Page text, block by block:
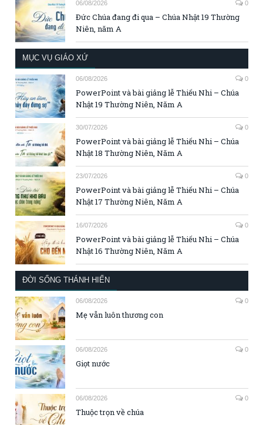
06/08/2026 0
Đức Chúa đang đi qua – Chúa Nhật 19 Thường
Niên, năm A
MỤC VỤ GIÁO XỨ
06/08/2026 0
PowerPoint và bài giảng lễ Thiếu Nhi – Chúa
Nhật 19 Thường Niên, Năm A
30/07/2026 0
PowerPoint và bài giảng lễ Thiếu Nhi – Chúa
Nhật 18 Thường Niên, Năm A
23/07/2026 0
PowerPoint và bài giảng lễ Thiếu Nhi – Chúa
Nhật 17 Thường Niên, Năm A
16/07/2026 0
PowerPoint và bài giảng lễ Thiếu Nhi – Chúa
Nhật 16 Thường Niên, Năm A
ĐỜI SỐNG THÁNH HIẾN
06/08/2026 0
Mẹ vẫn luôn thương con
06/08/2026 0
Giọt nước
06/08/2026 0
Thuộc trọn về chúa